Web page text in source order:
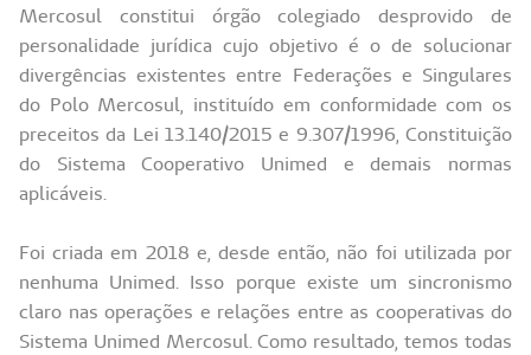
Mercosul constitui órgão colegiado desprovido de
personalidade jurídica cujo objetivo é o de solucionar
divergências existentes entre Federações e Singulares
do Polo Mercosul, instituído em conformidade com os
preceitos da Lei 13.140/2015 e 9.307/1996, Constituição
do Sistema Cooperativo Unimed e demais normas
aplicáveis.
Foi criada em 2018 e, desde então, não foi utilizada por
nenhuma Unimed. Isso porque existe um sincronismo
claro nas operações e relações entre as cooperativas do
Sistema Unimed Mercosul. Como resultado, temos todas